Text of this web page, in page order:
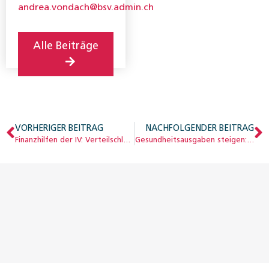
Gesellschaft»,
andrea.vondach@bsv.admin.ch
Alle Beiträge
VORHERIGER BEITRAG NACHFOLGENDER BEITRAG